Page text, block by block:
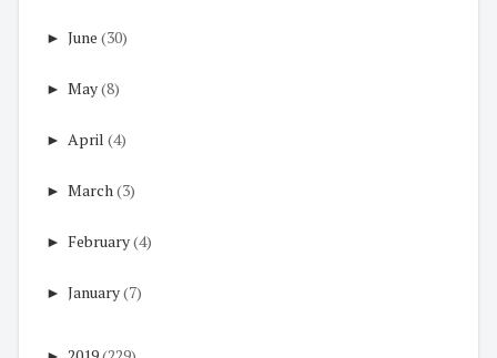
► June (30)
► May(8)
► April (4)
► March(3)
► February(4)
► January(7)